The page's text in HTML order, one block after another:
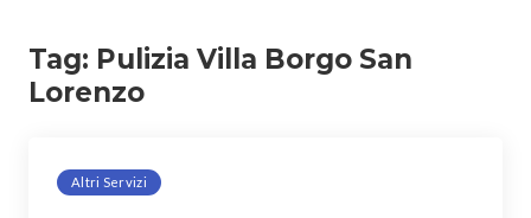
Tag: Pulizia Villa Borgo San
Lorenzo
Altri Servizi